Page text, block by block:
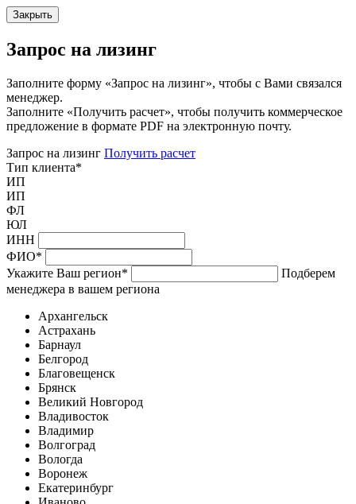
Закрыть
Запрос на лизинг
Заполните форму «Запрос на лизинг», чтобы с Вами связался
менеджер.
Заполните «Получить расчет», чтобы получить коммерческое
предложение в формате PDF на электронную почту.
Запрос на лизинг Получить расчет
Тип клиента*
ИП
ИП
ФЛ
ЮЛ
ИНН
ФИО*
Укажите Ваш регион*
Подберем
менеджера в вашем региона
Архангельск
Астрахань
Барнаул
Белгород
Благовещенск
Брянск
Великий Новгород
Владивосток
Владимир
Волгоград
Вологда
Воронеж
Екатеринбург